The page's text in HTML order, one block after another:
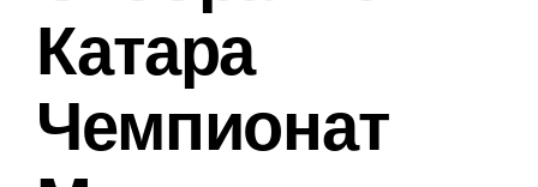
Катара
Чемпионат